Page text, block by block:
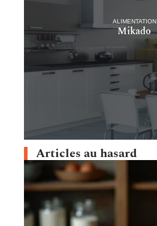
ALIMENTATION
Mikado
Articles au hasard